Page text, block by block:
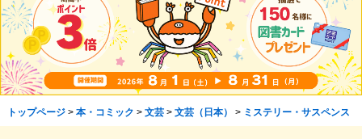
トップページ> 本・コミック > 文芸> 文芸（日本） > ミステリー・サスペンス